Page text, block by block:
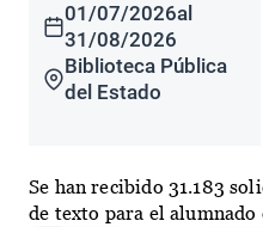
01/07/2026al
31/08/2026
Biblioteca Pública
del Estado
Se han recibido 31.183
de texto para el